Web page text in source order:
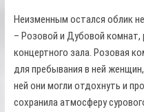
Неизменным остался облик
– Розовой и Дубовой
концертного зала. Розовая
для пребывания в ней
ней они могли отдохнуть и
сохранила атмосферу